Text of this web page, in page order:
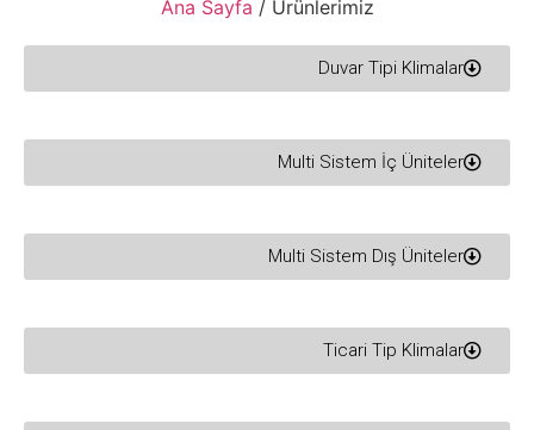
Ana Sayfa / Ürünlerimiz
Duvar Tipi Klimalar
Multi Sistem İç Üniteler
Multi Sistem Dış Üniteler
Ticari Tip Klimalar